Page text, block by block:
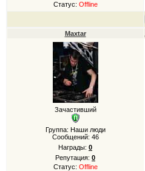
Статус: Offline
Maxtar
Зачастивший
Группа: Наши люди
Сообщений: 46
Награды: 0
Репутация: 0
Статус: Offline